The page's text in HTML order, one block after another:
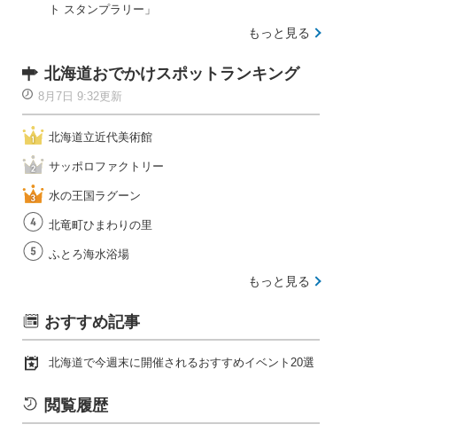
ト スタンプラリー」
もっと見る
北海道おでかけスポットランキング
8月7日 9:32更新
北海道立近代美術館
サッポロファクトリー
水の王国ラグーン
北竜町ひまわりの里
ふとろ海水浴場
もっと見る
おすすめ記事
北海道で今週末に開催されるおすすめイベント20選
閲覧履歴